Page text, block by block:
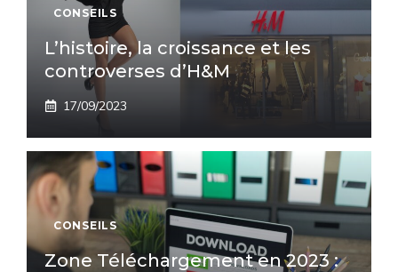
CONSEILS
L’histoire, la croissance et les
controverses d’H&M
17/09/2023
CONSEILS
Zone Téléchargement en 2023 :